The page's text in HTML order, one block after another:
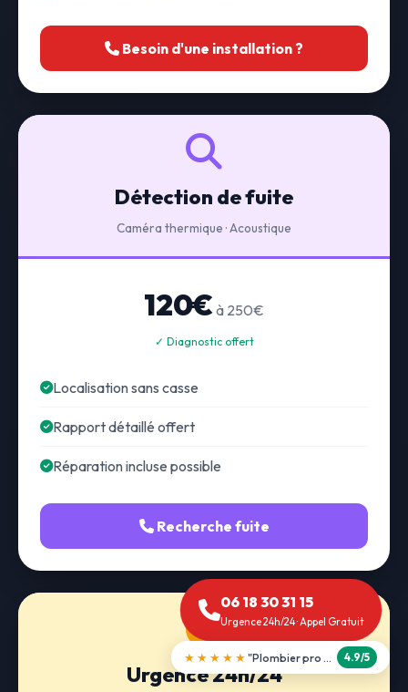
Besoin d'une installation ?
Détection de fuite
Caméra thermique · Acoustique
120€ à 250€
✓ Diagnostic offert
Localisation sans casse
Rapport détaillé offert
Réparation incluse possible
Recherche fuite
Urgence 24h/24
06 18 30 31 15
Urgence 24h/24 · Appel Gratuit
★★★★★ "Débouchage WC en 30 min" 5.0/5